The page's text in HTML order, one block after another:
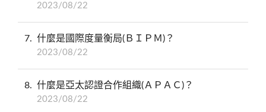
2023/08/22
7 什麼是國際度量衡局(ＢＩＰＭ)？
2023/08/22
8 什麼是亞太認證合作組織(ＡＰＡＣ)？
2023/08/22